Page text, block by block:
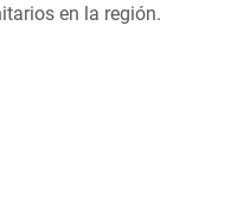
en la región.